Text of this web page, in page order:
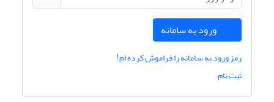
ورود به سامانه
رمز ورود به سامانه را فراموش کرده ام!
ثبت نام